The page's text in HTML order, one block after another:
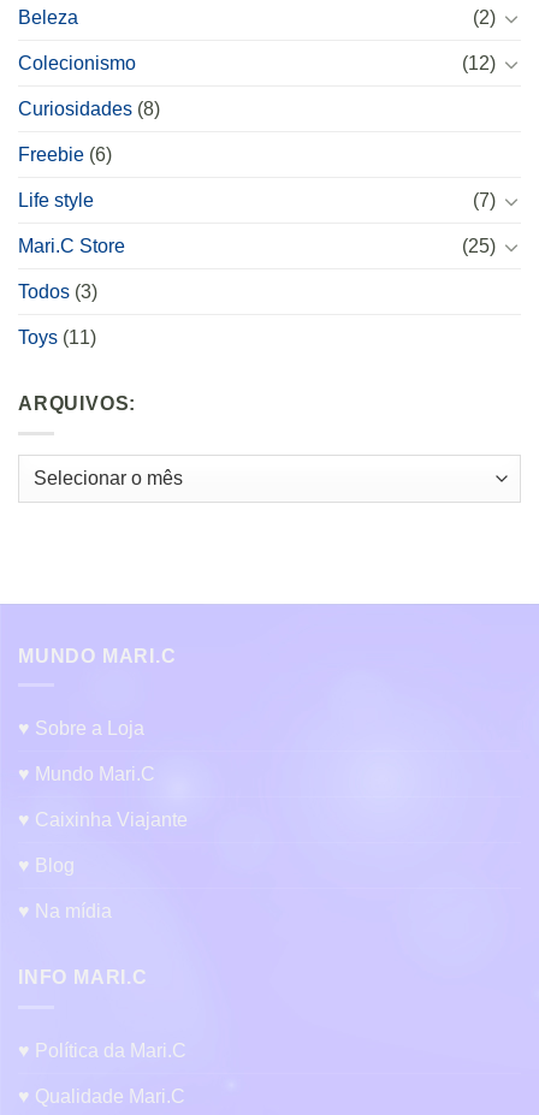
Beleza (2)
Colecionismo (12)
Curiosidades (8)
Freebie (6)
Life style (7)
Mari.C Store (25)
Todos (3)
Toys (11)
ARQUIVOS:
Arquivos:
MUNDO MARI.C
♥ Sobre a Loja
♥ Mundo Mari.C
♥ Caixinha Viajante
♥ Blog
♥ Na mídia
INFO MARI.C
♥ Política da Mari.C
♥ Qualidade Mari.C